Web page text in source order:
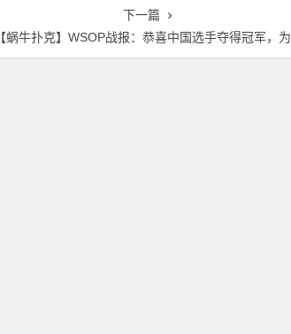
下一篇
【蜗牛扑克】WSOP战报：恭喜中国选手夺得冠军，为中国斩获第五条金手链